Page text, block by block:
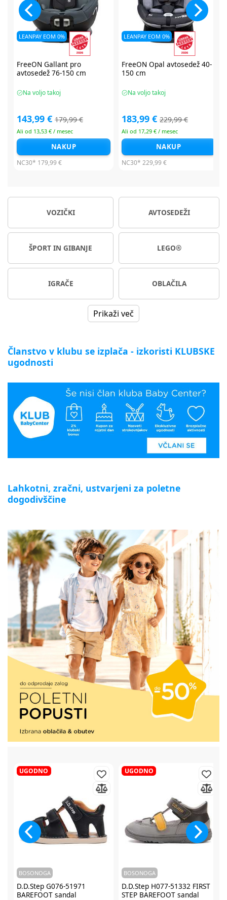
LEANPAY EOM 0%
FreeON Opal avtosedež 40-
150 cm
Na voljo takoj
183,99 € 229,99 €
Ali od 17,29 € / mesec
NAKUP
NC30* 229,99 €
LEANPAY EOM 0%
FreeON Opal avtosedež 40-
150 cm
Na voljo takoj
183,99 € 229,99 €
Ali od 17,29 € / mesec
NAKUP
NC30* 229,99 €
VOZIČKI AVTOSEDEŽI
ŠPORT IN GIBANJE LEGO®
IGRAČE OBLAČILA
Prikaži več
Članstvo v klubu se izplača - izkoristi KLUBSKE
ugodnosti
Lahkotni, zračni, ustvarjeni za poletne
dogodivščine
UGODNO
BOSONOGA
D.D.Step G076-51971
BAREFOOT sandal
UGODNO
BOSONOGA
D.D.Step H077-51332 FIRST
STEP BAREFOOT sandal